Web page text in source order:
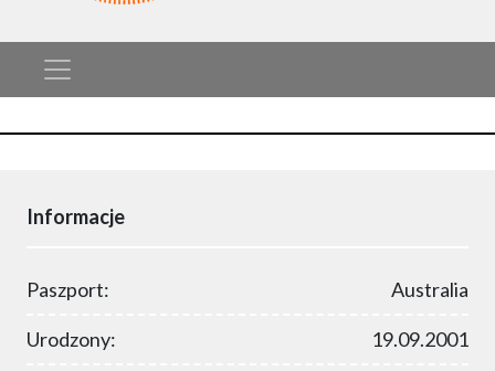
Informacje
Paszport: Australia
Urodzony: 19.09.2001